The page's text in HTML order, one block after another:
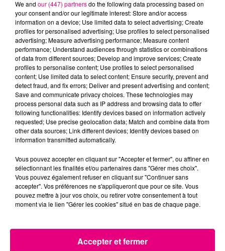
22 juillet 2026
Toulouse : circulation perturbée dans le
secteur François Verdier...
We and our (447) partnersdo the following data processing based on
your consent and/or our legitimate interest: Store and/or access
information on a device; Use limited data to select advertising; Create
profiles for personalised advertising; Use profiles to select personalised
advertising; Measure advertising performance; Measure content
performance; Understand audiences through statistics or combinations
of data from different sources; Develop and improve services; Create
profiles to personalise content; Use profiles to select personalised
content; Use limited data to select content; Ensure security, prevent and
detect fraud, and fix errors; Deliver and present advertising and content;
Save and communicate privacy choices. These technologies may
process personal data such as IP address and browsing data to offer
following functionalities: Identify devices based on information actively
requested; Use precise geolocation data; Match and combine data from
other data sources; Link different devices; Identify devices based on
information transmitted automatically.
Vous pouvez accepter en cliquant sur "Accepter et fermer", ou affiner en
sélectionnant les finalités et/ou partenaires dans "Gérer mes choix".
Vous pouvez également refuser en cliquant sur "Continuer sans
accepter". Vos préférences ne s'appliqueront que pour ce site. Vous
pouvez mettre à jour vos choix, ou retirer votre consentement à tout
moment via le lien "Gérer les cookies" situé en bas de chaque page.
Accepter et fermer